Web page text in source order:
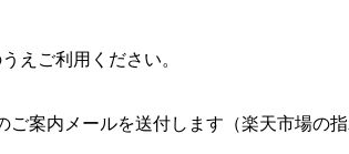
えご利用ください。
案内メールを送付します（楽天市場の